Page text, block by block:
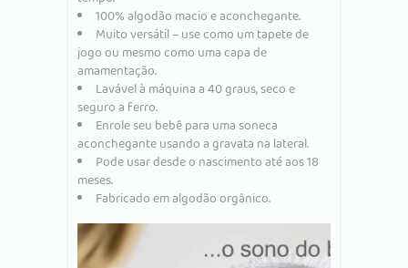
100% algodão macio e aconchegante.
Muito versátil – use como um tapete de
jogo ou mesmo como uma capa de
amamentação.
Lavável à máquina a 40 graus, seco e
seguro a ferro.
Enrole seu bebê para uma soneca
aconchegante usando a gravata na lateral.
Pode usar desde o nascimento até aos 18
meses.
Fabricado em algodão orgânico.